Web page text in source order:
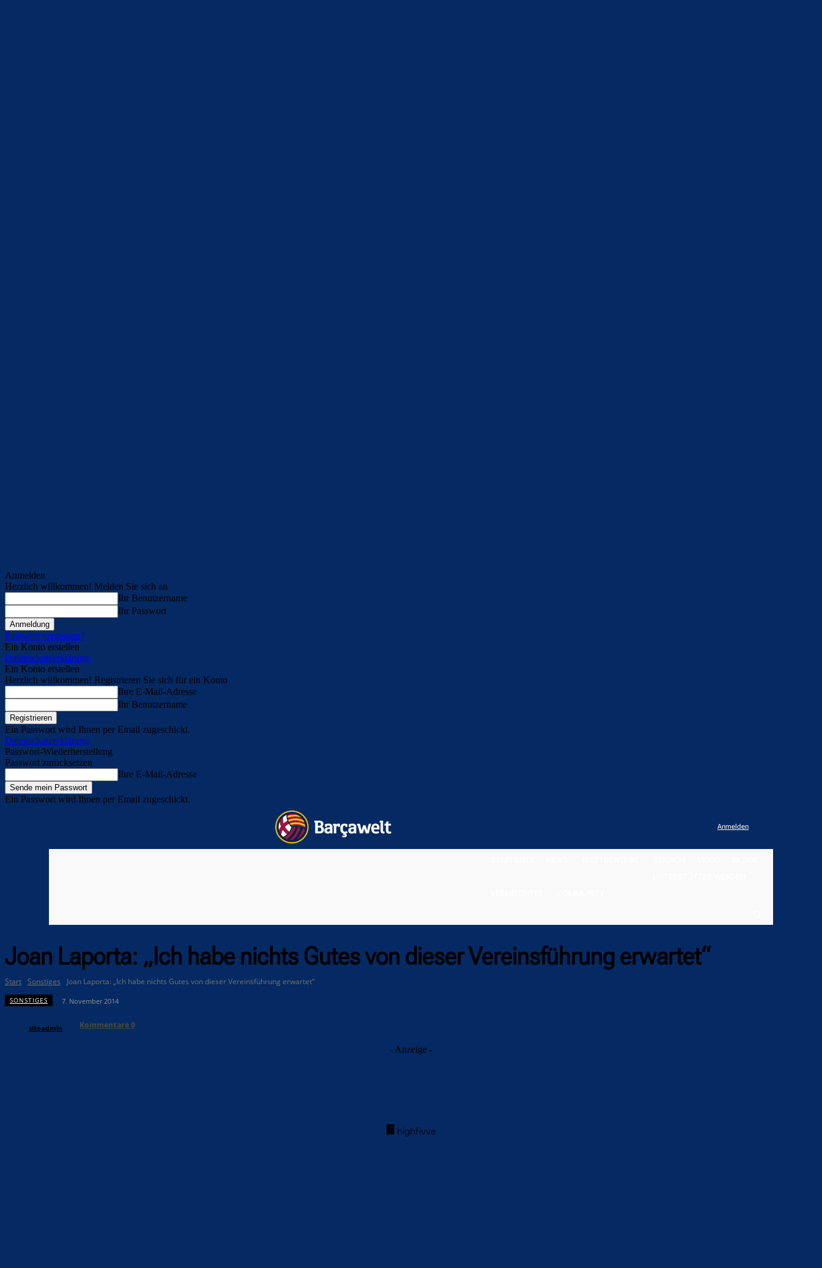
Anmelden
Herzlich willkommen! Melden Sie sich an
Ihr Benutzername
Ihr Passwort
Passwort vergessen?
Ein Konto erstellen
Datenschutzerklärung
Ein Konto erstellen
Herzlich willkommen! Registrieren Sie sich für ein Konto
Ihre E-Mail-Adresse
Ihr Benutzername
Ein Passwort wird Ihnen per Email zugeschickt.
Datenschutzerklärung
Passwort-Wiederherstellung
Passwort zurücksetzen
Ihre E-Mail-Adresse
Ein Passwort wird Ihnen per Email zugeschickt.
Anmelden
Joan Laporta: „Ich habe nichts Gutes von dieser Vereinsführung erwartet“
Start Sonstiges Joan Laporta: „Ich habe nichts Gutes von dieser Vereinsführung erwartet“
SONSTIGES 7. November 2014
siteadmin Kommentare0
- Anzeige -